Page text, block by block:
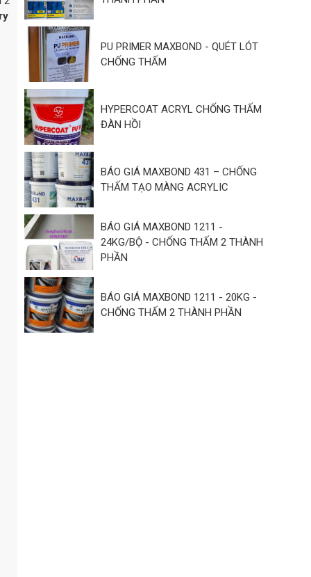
PU PRIMER MAXBOND - QUÉT LÓT
CHỐNG THẤM
HYPERCOAT ACRYL CHỐNG THẤM
ĐÀN HỒI
BÁO GIÁ MAXBOND 431 – CHỐNG
THẤM TẠO MÀNG ACRYLIC
BÁO GIÁ MAXBOND 1211 -
24KG/BỘ - CHỐNG THẤM 2 THÀNH
PHẦN
BÁO GIÁ MAXBOND 1211 - 20KG -
CHỐNG THẤM 2 THÀNH PHẦN